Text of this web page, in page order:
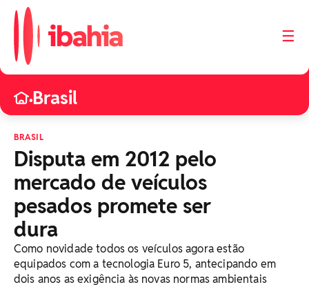
☰
•Brasil
BRASIL
Disputa em 2012 pelo
mercado de veículos
pesados promete ser
dura
Como novidade todos os veículos agora estão
equipados com a tecnologia Euro 5, antecipando em
dois anos as exigência às novas normas ambientais